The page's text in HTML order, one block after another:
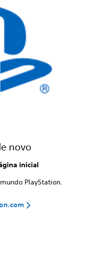
novo
inicial
PlayStation.